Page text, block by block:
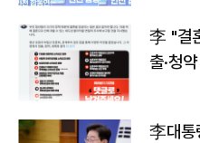
李 "결
출·청
李대통